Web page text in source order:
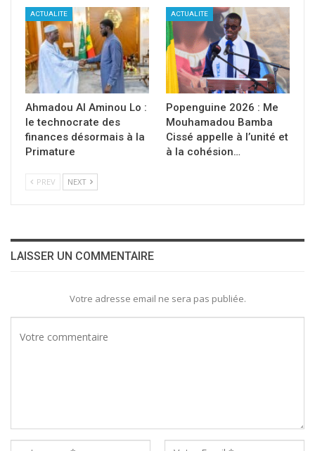
ACTUALITE
Ahmadou Al Aminou Lo :
le technocrate des
finances désormais à la
Primature
ACTUALITE
Popenguine 2026 : Me
Mouhamadou Bamba
Cissé appelle à l’unité et
à la cohésion…
PREV NEXT
LAISSER UN COMMENTAIRE
Votre adresse email ne sera pas publiée.